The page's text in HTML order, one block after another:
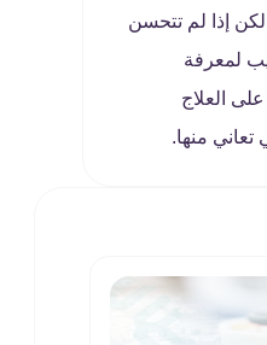
لكن إذا لم تتحسن
لمعرفة
العلاج
تعاني منها.